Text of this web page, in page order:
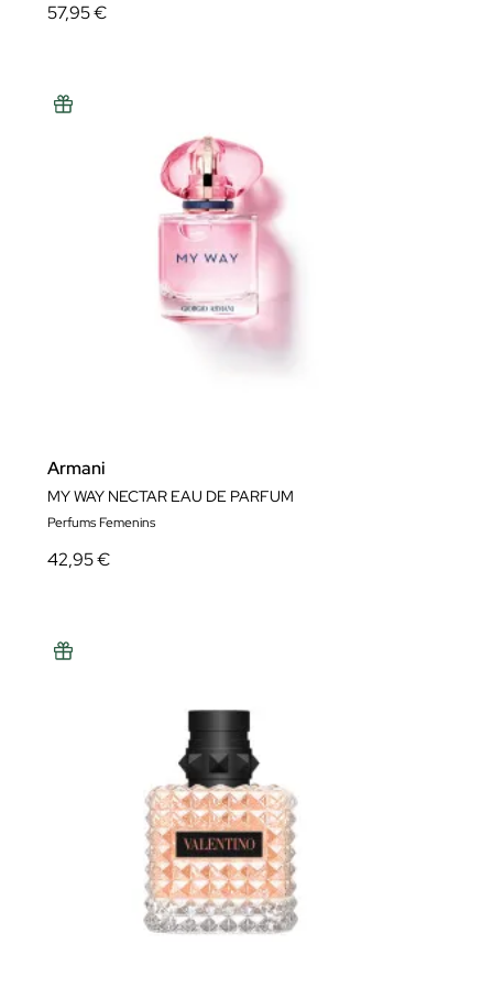
57,95 €
Armani
MY WAY NECTAR EAU DE PARFUM
Perfums Femenins
42,95 €